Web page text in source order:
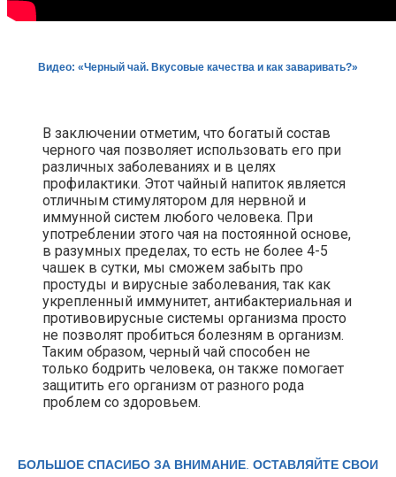
Видео: «Черный чай. Вкусовые качества и как заваривать?»
В заключении отметим, что богатый состав
черного чая позволяет использовать его при
различных заболеваниях и в целях
профилактики. Этот чайный напиток является
отличным стимулятором для нервной и
иммунной систем любого человека. При
употреблении этого чая на постоянной основе,
в разумных пределах, то есть не более 4-5
чашек в сутки, мы сможем забыть про
простуды и вирусные заболевания, так как
укрепленный иммунитет, антибактериальная и
противовирусные системы организма просто
не позволят пробиться болезням в организм.
Таким образом, черный чай способен не
только бодрить человека, он также помогает
защитить его организм от разного рода
проблем со здоровьем.
БОЛЬШОЕ СПАСИБО ЗА ВНИМАНИЕ ОСТАВЛЯЙТЕ СВОИ